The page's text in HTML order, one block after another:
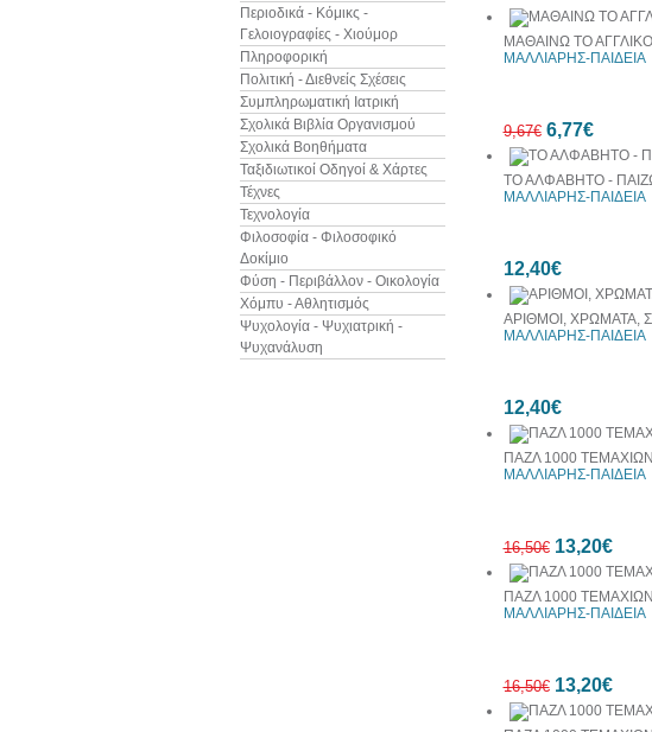
Περιοδικά - Κόμικς -
Γελοιογραφίες - Χιούμορ
Πληροφορική
Πολιτική - Διεθνείς Σχέσεις
Συμπληρωματική Ιατρική
Σχολικά Βιβλία Οργανισμού
Σχολικά Βοηθήματα
Ταξιδιωτικοί Οδηγοί & Χάρτες
Τέχνες
Τεχνολογία
Φιλοσοφία - Φιλοσοφικό
Δοκίμιο
Φύση - Περιβάλλον - Οικολογία
Χόμπυ - Αθλητισμός
Ψυχολογία - Ψυχιατρική -
Ψυχανάλυση
ΜΑΘΑΙΝΩ ΤΟ
ΜΑΛΛΙΑΡΗΣ-ΠΑΙΔΕΙΑ
9,67€ 6,77€
ΤΟ ΑΛΦΑΒΗΤΟ -
ΜΑΛΛΙΑΡΗΣ-ΠΑΙΔΕΙΑ
12,40€
ΑΡΙΘΜΟΙ, ΧΡΩΜΑΤΑ,
ΜΑΛΛΙΑΡΗΣ-ΠΑΙΔΕΙΑ
12,40€
ΠΑΖΛ 1000
ΜΑΛΛΙΑΡΗΣ-ΠΑΙΔΕΙΑ
16,50€ 13,20€
ΠΑΖΛ 1000
ΜΑΛΛΙΑΡΗΣ-ΠΑΙΔΕΙΑ
16,50€ 13,20€